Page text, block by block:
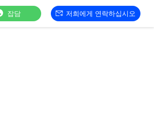
잡담 저희에게 연락하십시오